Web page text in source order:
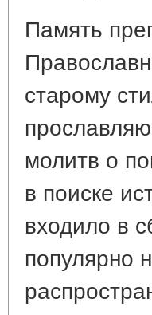
Память
старому
молитв о
в поиске
входило в
популярно